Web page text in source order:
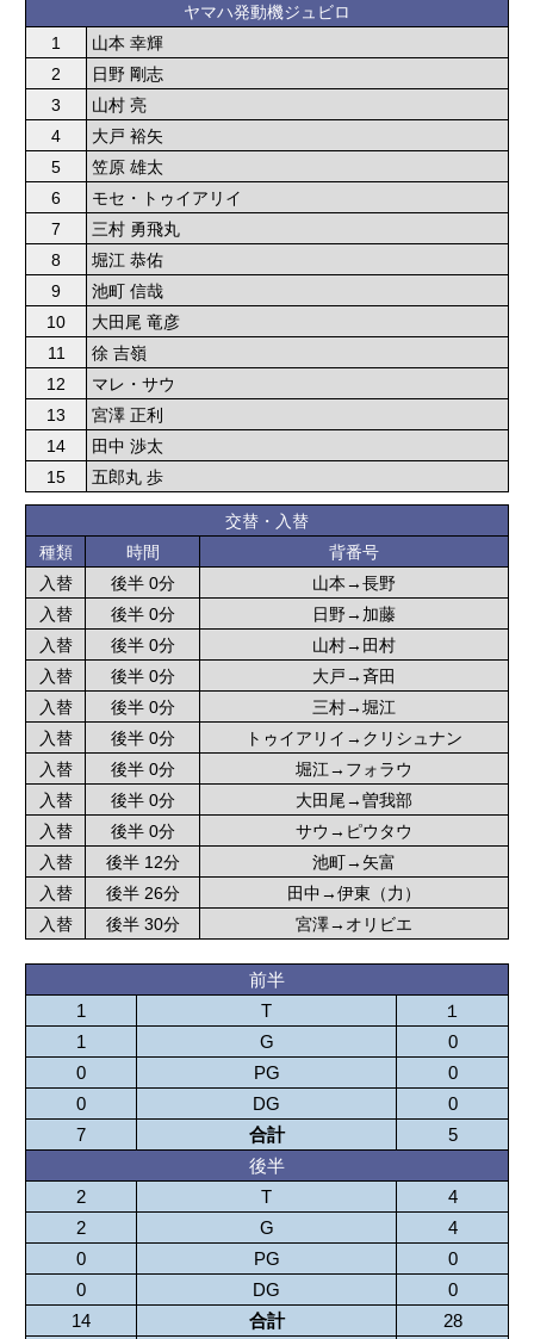
ヤマハ発動機ジュビロ
1
山本 幸輝
2
日野 剛志
3
山村 亮
4
大戸 裕矢
5
笠原 雄太
6
モセ・トゥイアリイ
7
三村 勇飛丸
8
堀江 恭佑
9
池町 信哉
10
大田尾 竜彦
11
徐 吉嶺
12
マレ・サウ
13
宮澤 正利
14
田中 渉太
15
五郎丸 歩
交替・入替
種類
時間
背番号
入替
後半 0分
山本→長野
入替
後半 0分
日野→加藤
入替
後半 0分
山村→田村
入替
後半 0分
大戸→斉田
入替
後半 0分
三村→堀江
入替
後半 0分
トゥイアリイ→クリシュナン
入替
後半 0分
堀江→フォラウ
入替
後半 0分
大田尾→曽我部
入替
後半 0分
サウ→ピウタウ
入替
後半 12分
池町→矢富
入替
後半 26分
田中→伊東（力）
入替
後半 30分 宮澤→オリビエ
前半
1
T
１
1
G
0
0
PG
0
0
DG
0
7
合計
5
後半
2
T
4
2
G
4
0
PG
0
0
DG
0
14
合計
28